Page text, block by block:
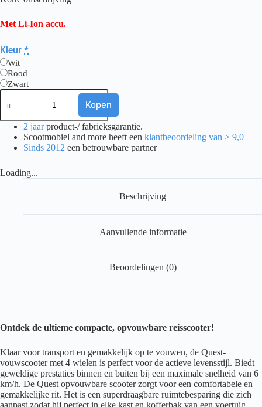
Met Li-Ion accu.
Kleur *
Wit
Rood
Zwart
Scootmobiel
Pride
4
Kopen
2 jaarproduct-/ fabrieksgarantie.
Scootmobiel and more heeft een klantbeoordeling van > 9,0
Sinds 2012 een betrouwbare partner
Loading...
Beschrijving
Aanvullende informatie
Beoordelingen (0)
Ontdek de ultieme compacte, opvouwbare reisscooter!
Klaar voor transport en gemakkelijk op te vouwen, de Quest-
vouwscooter met 4 wielen is perfect voor de actieve levensstijl. Biedt
geweldige prestaties binnen en buiten bij een maximale snelheid van 6
km/h. De Quest opvouwbare scooter zorgt voor een comfortabele en
gemakkelijke rit. Het is een superdraagbare ruimtebesparing die zich